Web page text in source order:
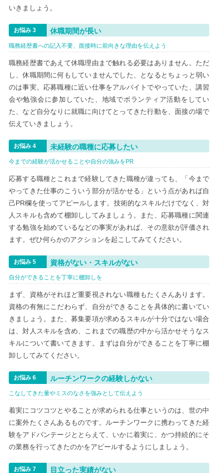
いきましょう。
休職期間が長い
職務経歴書への記入不要、面接時に前向きな理由を伝えよう
職務経歴書であえて休職理由まで触れる必要はありません。ただ
し、休職期間に何もしていませんでした、となるとちょっと弱い
のは事実。応募職種に近い仕事をアルバイトでやっていた、講習
会や勉強会に参加していた、地域でボランティア活動をしてい
た、など自分なりに就職に向けてとってきた行動を、面接の場で
伝えていきましょう。
未経験の職種に応募したい
今までの経験が活かせることや自分の強みをPR
応募する職種とこれまで経験してきた職種が違っても、「今まで
やってきた仕事のこういう部分が活かせる」という点があれば自
己PR欄を使ってアピールします。技術的なスキルだけでなく、対
人スキルも含めて棚卸ししてみましょう。また、応募職種に関連
する勉強を始めているなどの事実があれば、その意欲が評価され
ます。ぜひ何らかのアクションを起こしてみてください。
資格がない・スキルがない
自分ができることを丁寧に棚卸しを
まず、資格がそれほど重要視されない職種もたくさんあります。
資格の有無にこだわらず、自分ができることを具体的に書いてい
きましょう。また、募集要項が求めるスキルが十分ではない場合
は、対人スキルを含め、これまでの職歴の中から活かせそうなス
キルについて書いてきます。まずは自分ができることを丁寧に棚
卸ししてみてください。
ルーチンワークの経験しかない
こなしてきた量やミスのなさを強みとして伝えよう
着実にコツコツとやることが求められる仕事というのは、世の中
に案外たくさんあるものです。ルーチンワークに携わってきた経
験をアドバンテージととらえて、いかに着実に、かつ持続的にそ
の業務を行ってきたのかをアピールするようにしましょう。
目立った実績がない